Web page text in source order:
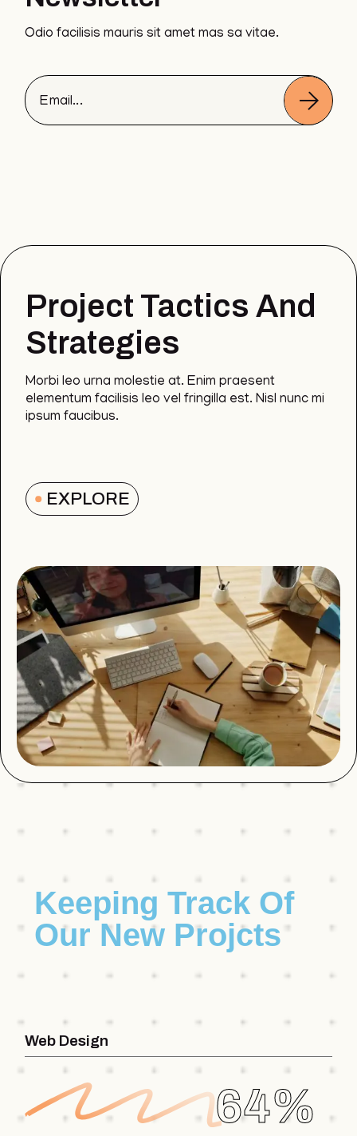
Odio facilisis mauris sit amet mas sa vitae.
Project Tactics And
Strategies
Morbi leo urna molestie at. Enim praesent
elementum facilisis leo vel fringilla est. Nisl nunc mi
ipsum faucibus.
EXPLORE
Keeping Track Of
Our New Projcts
64%
Web Design